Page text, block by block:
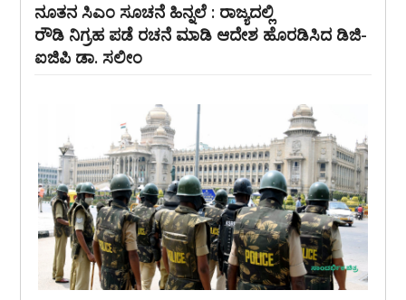
ನೂತನ ಸಿಎಂ ಸೂಚನೆ ಹಿನ್ನಲೆ : ರಾಜ್ಯದಲ್ಲಿ
ರೌಡಿ ನಿಗ್ರಹ ಪಡೆ ರಚನೆ ಮಾಡಿ ಆದೇಶ ಹೊರಡಿಸಿದ ಡಿಜಿ-
ಐಜಿಪಿ ಡಾ. ಸಲೀಂ